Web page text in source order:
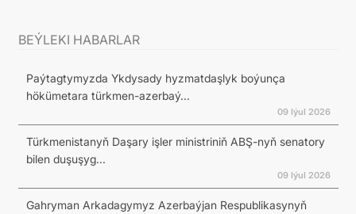
BEÝLEKI HABARLAR
Paýtagtymyzda Ykdysady hyzmatdaşlyk boýunça
hökümetara türkmen-azerbaý...
09 Iýul 2026
Türkmenistanyň Daşary işler ministriniň ABŞ-nyň senatory
bilen duşuşyg...
09 Iýul 2026
Gahryman Arkadagymyz Azerbaýjan Respublikasynyň